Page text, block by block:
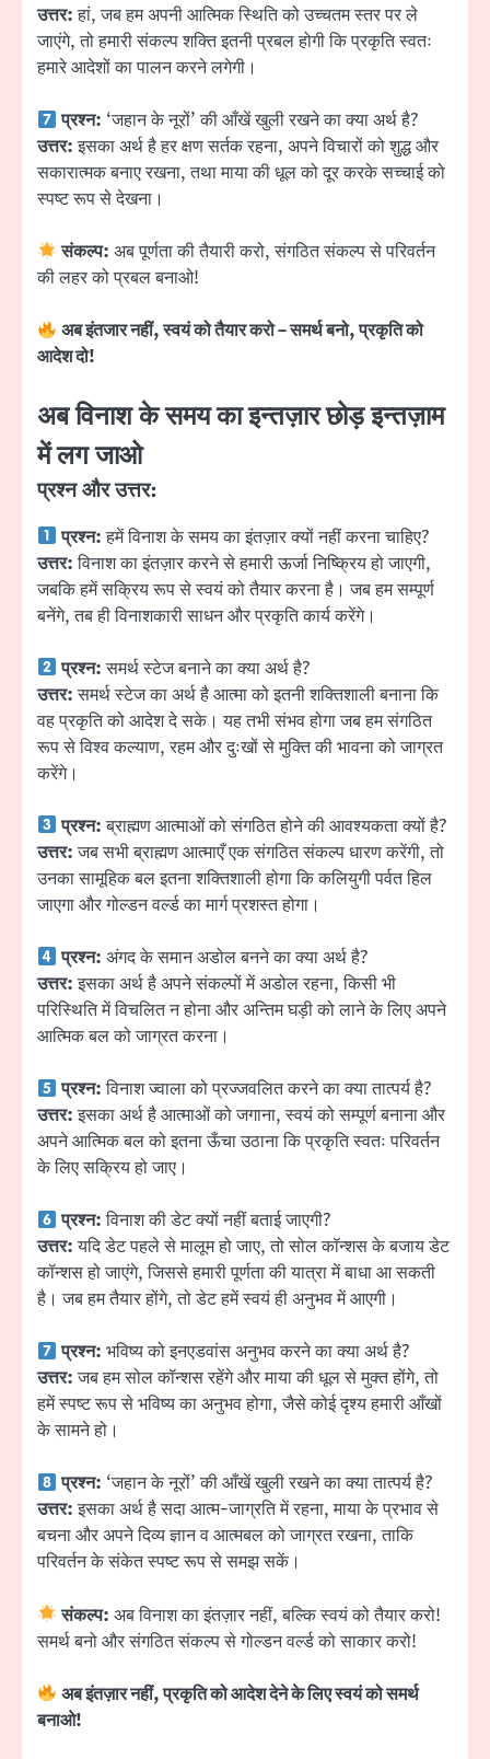
उत्तर:हां, जब हम अपनी आत्मिक स्थिति को उच्चतम स्तर पर ले
जाएंगे, तो हमारी संकल्प शक्ति इतनी प्रबल होगी कि प्रकृति स्वतः
हमारे आदेशों का पालन करने लगेगी।
प्रश्न: ‘जहान के नूरों’ की आँखें खुली रखने का क्या अर्थ है?
उत्तर:इसका अर्थ है हर क्षण सर्तक रहना, अपने विचारों को शुद्ध और
सकारात्मक बनाए रखना, तथा माया की धूल को दूर करके सच्चाई को
स्पष्ट रूप से देखना।
संकल्प: अब पूर्णता की तैयारी करो, संगठित संकल्प से परिवर्तन
की लहर को प्रबल बनाओ!
अब इंतजार नहीं, स्वयं को तैयार करो – समर्थ बनो, प्रकृति को
आदेश दो!
अब विनाश के समय का इन्तज़ार छोड़ इन्तज़ाम
में लग जाओ
प्रश्न और उत्तर:
प्रश्न:हमें विनाश के समय का इंतज़ार क्यों नहीं करना चाहिए?
उत्तर:विनाश का इंतज़ार करने से हमारी ऊर्जा निष्क्रिय हो जाएगी,
जबकि हमें सक्रिय रूप से स्वयं को तैयार करना है। जब हम सम्पूर्ण
बनेंगे, तब ही विनाशकारी साधन और प्रकृति कार्य करेंगे।
प्रश्न:समर्थ स्टेज बनाने का क्या अर्थ है?
उत्तर:समर्थ स्टेज का अर्थ है आत्मा को इतनी शक्तिशाली बनाना कि
वह प्रकृति को आदेश दे सके। यह तभी संभव होगा जब हम संगठित
रूप से विश्व कल्याण, रहम और दुःखों से मुक्ति की भावना को जाग्रत
करेंगे।
प्रश्न:ब्राह्मण आत्माओं को संगठित होने की आवश्यकता क्यों है?
उत्तर:जब सभी ब्राह्मण आत्माएँ एक संगठित संकल्प धारण करेंगी, तो
उनका सामूहिक बल इतना शक्तिशाली होगा कि कलियुगी पर्वत हिल
जाएगा और गोल्डन वर्ल्ड का मार्ग प्रशस्त होगा।
प्रश्न: अंगद के समान अडोल बनने का क्या अर्थ है?
उत्तर:इसका अर्थ है अपने संकल्पों में अडोल रहना, किसी भी
परिस्थिति में विचलित न होना और अन्तिम घड़ी को लाने के लिए अपने
आत्मिक बल को जाग्रत करना।
प्रश्न:विनाश ज्वाला को प्रज्जवलित करने का क्या तात्पर्य है?
उत्तर:इसका अर्थ है आत्माओं को जगाना, स्वयं को सम्पूर्ण बनाना और
अपने आत्मिक बल को इतना ऊँचा उठाना कि प्रकृति स्वतः परिवर्तन
के लिए सक्रिय हो जाए।
प्रश्न:विनाश की डेट क्यों नहीं बताई जाएगी?
उत्तर:यदि डेट पहले से मालूम हो जाए, तो सोल कॉन्शस के बजाय डेट
कॉन्शस हो जाएंगे, जिससे हमारी पूर्णता की यात्रा में बाधा आ सकती
है। जब हम तैयार होंगे, तो डेट हमें स्वयं ही अनुभव में आएगी।
प्रश्न: भविष्य को इनएडवांस अनुभव करने का क्या अर्थ है?
उत्तर:जब हम सोल कॉन्शस रहेंगे और माया की धूल से मुक्त होंगे, तो
हमें स्पष्ट रूप से भविष्य का अनुभव होगा, जैसे कोई दृश्य हमारी आँखों
के सामने हो।
प्रश्न: ‘जहान के नूरों’ की आँखें खुली रखने का क्या तात्पर्य है?
उत्तर:इसका अर्थ है सदा आत्म-जाग्रति में रहना, माया के प्रभाव से
बचना और अपने दिव्य ज्ञान व आत्मबल को जाग्रत रखना, ताकि
परिवर्तन के संकेत स्पष्ट रूप से समझ सकें।
संकल्प: अब विनाश का इंतज़ार नहीं, बल्कि स्वयं को तैयार करो!
समर्थ बनो और संगठित संकल्प से गोल्डन वर्ल्ड को साकार करो!
अब इंतज़ार नहीं, प्रकृति को आदेश देने के लिए स्वयं को समर्थ
बनाओ!